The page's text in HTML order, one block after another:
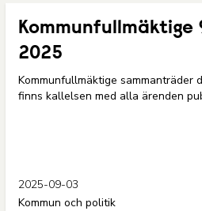
Kommunfullmäktige
2025
Kommunfullmäktige sammanträder
finns kallelsen med alla ärenden
2025-09-03
Kommun och politik